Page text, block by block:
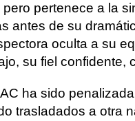
pero pertenece a la
antes de su
oculta a su
su fiel confidente,
ha sido
trasladados a otra